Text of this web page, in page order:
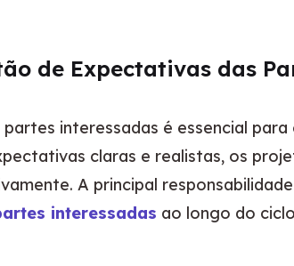
de Expectativas das
interessadas é essencial
claras e realistas, os
A principal
interessadas ao longo do